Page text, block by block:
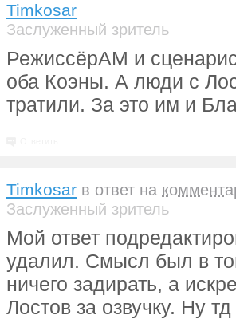
Timkosar
Заслуженный зритель
РежиссёрАМ и
оба Коэны. А люди с
тратили. За это им и
Timkosar в ответ на
Заслуженный зритель
Мой ответ
удалил. Смысл был в
ничего задирать, а
Лостов за озвучку. Ну